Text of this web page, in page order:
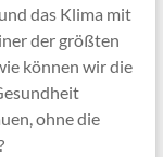
das Klima mit
der größten
können wir die
ohne die